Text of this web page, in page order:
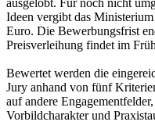
ausgelobt. Für noch nicht
Ideen vergibt das
Euro. Die Bewerbungsfrist
Preisverleihung findet im
Bewertet werden die
Jury anhand von fünf
auf andere
Vorbildcharakter und